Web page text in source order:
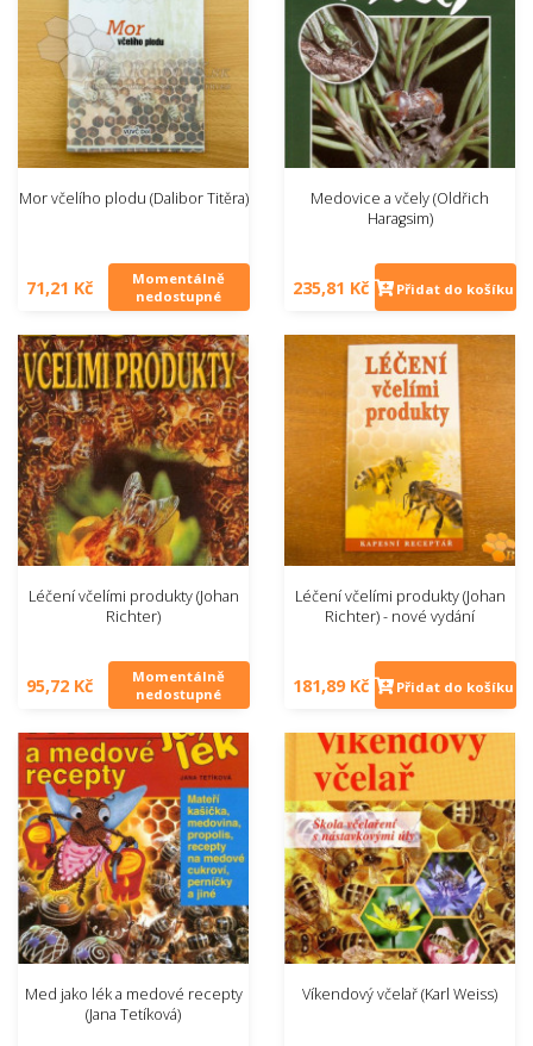
Mor včelího plodu (Dalibor Titěra)
71,21 Kč
Momentálně
nedostupné
Medovice a včely (Oldřich
Haragsim)
235,81 Kč Přidat do košíku
Léčení včelími produkty (Johan
Richter)
95,72 Kč
Momentálně
nedostupné
Léčení včelími produkty (Johan
Richter) - nové vydání
181,89 Kč Přidat do košíku
Med jako lék a medové recepty
(Jana Tetíková)
Víkendový včelař (Karl Weiss)